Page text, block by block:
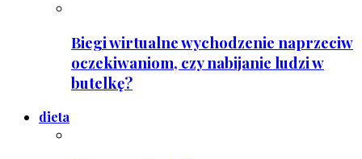
Biegi wirtualne wychodzenie naprzeciw
oczekiwaniom, czy nabijanie ludzi w
butelkę?
dieta